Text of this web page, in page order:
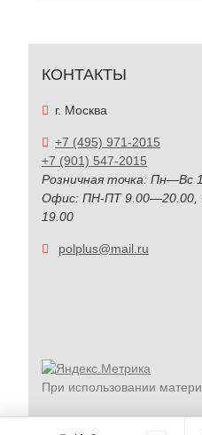
КОНТАКТЫ
г. Москва
+7 (495) 971-2015
+7 (901) 547-2015
Розничная точка: Пн—Вс
Офис: ПН-ПТ
19.00
polplus@mail.ru
При использовании